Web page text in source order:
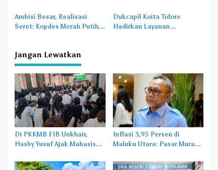
o
s
Budaya dan Literasi
Masalah Baru
Ambisi Besar, Realisasi
Seret: Kopdes Merah Putih
Dukcapil Koita Tidore
Hadirkan Layanan
Jangan Lewatkan
Di PKKMB FIB Unkhair,
Hasby Yusuf Ajak Mahasiswa
Budaya dan Literasi
Inflasi 3,95 Persen di
Maluku Utara: Pasar Murah
Masalah Baru